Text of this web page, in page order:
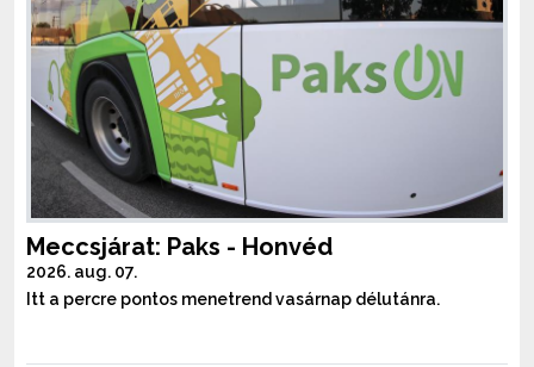
Meccsjárat: Paks - Honvéd
2026. aug. 07.
Itt a percre pontos menetrend vasárnap délutánra.